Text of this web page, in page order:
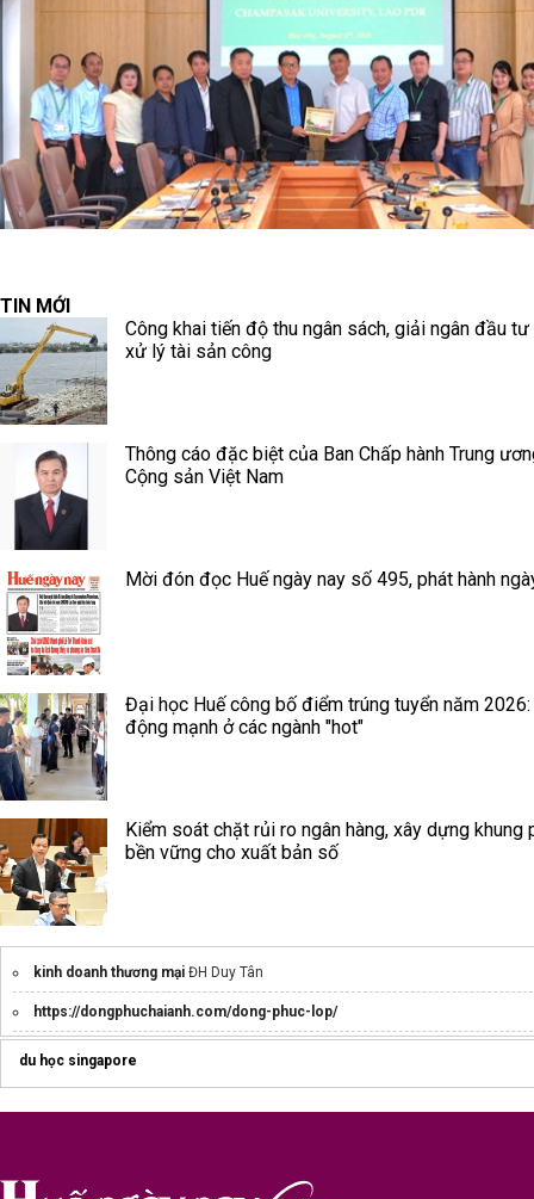
TIN MỚI
Công khai tiến độ thu ngân sách, giải ngân đầu
xử lý tài sản công
Thông cáo đặc biệt của Ban Chấp hành Trung
Cộng sản Việt Nam
Mời đón đọc Huế ngày nay số 495, phát hành
Đại học Huế công bố điểm trúng tuyển năm 2026:
động mạnh ở các ngành "hot"
Kiểm soát chặt rủi ro ngân hàng, xây dựng khung
bền vững cho xuất bản số
kinh doanh thương mại ĐH Duy Tân
https://dongphuchaianh.com/dong-phuc-lop/
du học singapore